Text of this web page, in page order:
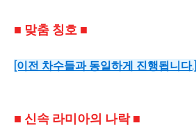
■ 맞춤 칭호 ■
[이전 차수들과 동일하게 진행됩니다.]
■ 신속 라미아의 나락 ■